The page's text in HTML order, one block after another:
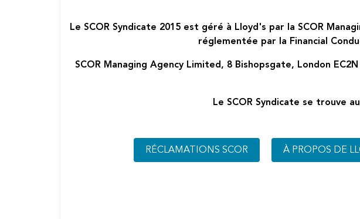
Le SCOR Syndicate 2015 est géré à Lloyd's par la SCOR
réglementée par la Financial
SCOR Managing Agency Limited, 8 Bishopsgate, London
Le SCOR Syndicate se trouve
RÉCLAMATIONS SCOR À PROPOS DE